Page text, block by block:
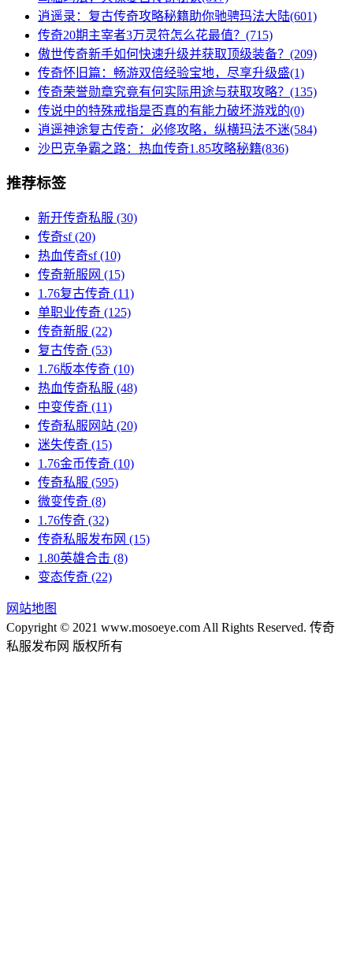
逍遥录：复古传奇攻略秘籍助你驰骋玛法大陆(601)
传奇20期主宰者3万灵符怎么花最值？(715)
傲世传奇新手如何快速升级并获取顶级装备？(209)
传奇怀旧篇：畅游双倍经验宝地，尽享升级盛(1)
传奇荣誉勋章究竟有何实际用途与获取攻略？(135)
传说中的特殊戒指是否真的有能力破坏游戏的(0)
逍遥神途复古传奇：必修攻略，纵横玛法不迷(584)
沙巴克争霸之路：热血传奇1.85攻略秘籍(836)
推荐标签
新开传奇私服 (30)
传奇sf(20)
热血传奇sf(10)
传奇新服网 (15)
1.76复古传奇 (11)
单职业传奇 (125)
传奇新服 (22)
复古传奇 (53)
1.76版本传奇 (10)
热血传奇私服 (48)
中变传奇 (11)
传奇私服网站 (20)
迷失传奇 (15)
1.76金币传奇 (10)
传奇私服 (595)
微变传奇 (8)
1.76传奇 (32)
传奇私服发布网 (15)
1.80英雄合击 (8)
变态传奇 (22)
网站地图
Copyright © 2021 www.mosoeye.com All Rights Reserved. 传奇
私服发布网 版权所有